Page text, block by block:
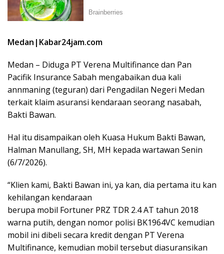
Medan|Kabar24jam.com
Medan – Diduga PT Verena Multifinance dan Pan
Pacifik Insurance Sabah mengabaikan dua kali
annmaning (teguran) dari Pengadilan Negeri Medan
terkait klaim asuransi kendaraan seorang nasabah,
Bakti Bawan.
Hal itu disampaikan oleh Kuasa Hukum Bakti Bawan,
Halman Manullang, SH, MH kepada wartawan Senin
(6/7/2026).
“Klien kami, Bakti Bawan ini, ya kan, dia pertama itu kan
kehilangan kendaraan
berupa mobil Fortuner PRZ TDR 2.4 AT tahun 2018
warna putih, dengan nomor polisi BK1964VC kemudian
mobil ini dibeli secara kredit dengan PT Verena
Multifinance, kemudian mobil tersebut diasuransikan